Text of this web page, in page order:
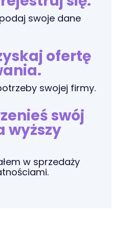
swoje dane
ofertę
swojej firmy.
swój
wyższy
w sprzedaży